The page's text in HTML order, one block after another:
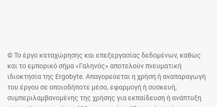
© Το έργο καταχώρησης και επεξεργασίας δεδομένων, καθώς
και το εμπορικό σήμα «Γαληνός» αποτελούν πνευματική
ιδιοκτησία της Ergobyte. Απαγορεύεται η χρήση ή αναπαραγωγή
του έργου σε οποιοδήποτε μέσο, εφαρμογή ή συσκευή,
συμπεριλαμβανομένης της χρήσης για εκπαίδευση ή ανάπτυξη